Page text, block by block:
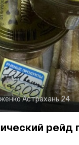
Астрахань 24
рейд